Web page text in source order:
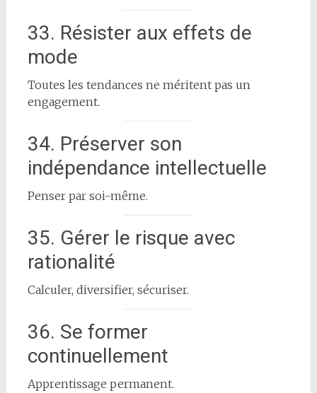
33. Résister aux effets de
mode
Toutes les tendances ne méritent pas un
engagement.
34. Préserver son
indépendance intellectuelle
Penser par soi-même.
35. Gérer le risque avec
rationalité
Calculer, diversifier, sécuriser.
36. Se former
continuellement
Apprentissage permanent.